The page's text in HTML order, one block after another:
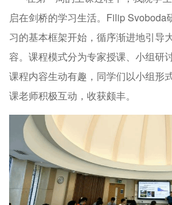
启在剑桥的学习生活。Filip Svoboda
习的基本框架开始，循序渐进地引导
容。课程模式分为专家授课、小组研
课程内容生动有趣，同学们以小组形
课老师积极互动，收获颇丰。